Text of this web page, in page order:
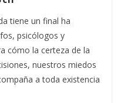
tiene un final ha
psicólogos y
cómo la certeza de la
nuestros miedos
a toda existencia